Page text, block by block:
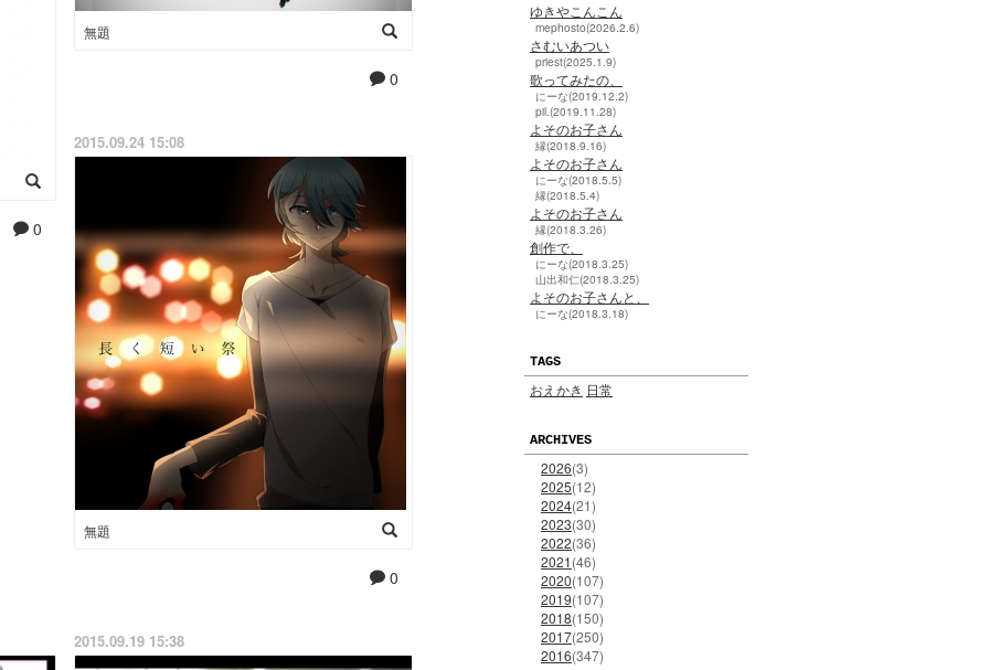
ゆきやこんこん
mephosto(2026.2.6)
さむいあつい
priest(2025.1.9)
歌ってみたの、
にーな(2019.12.2)
pil.(2019.11.28)
よそのお子さん
縁(2018.9.16)
よそのお子さん
にーな(2018.5.5)
縁(2018.5.4)
よそのお子さん
縁(2018.3.26)
創作で、
にーな(2018.3.25)
山出和仁(2018.3.25)
よそのお子さんと、
にーな(2018.3.18)
TAGS
おえかき 日常
ARCHIVES
2026(3)
2025(12)
2024(21)
2023(30)
2022(36)
2021(46)
2020(107)
2019(107)
2018(150)
2017(250)
2016(347)
0
無題
0
2015.09.24 15:08
無題
0
2015.09.19 15:38